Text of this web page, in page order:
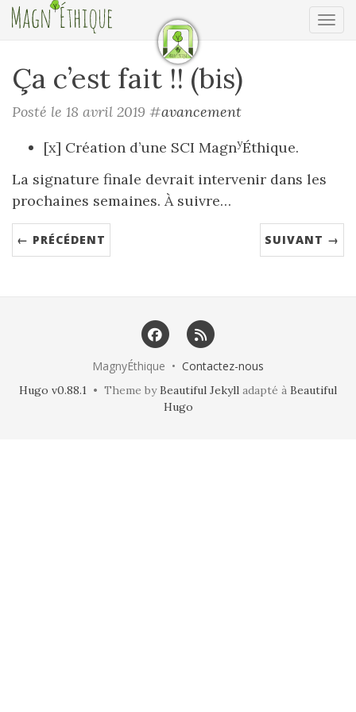
Ça c’est fait !! (bis)
Posté le 18 avril 2019 #avancement
[x] Création d’une SCI MagnyÉthique.
La signature finale devrait intervenir dans les
prochaines semaines. À suivre…
← PRÉCÉDENT SUIVANT →
MagnyÉthique • Contactez-nous
Hugo v0.88.1 • Theme byBeautiful Jekyll adapté à Beautiful
Hugo